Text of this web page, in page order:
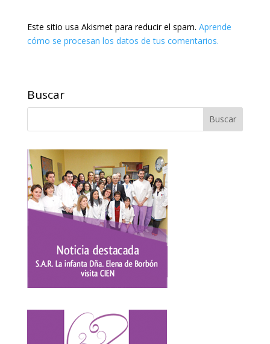
Este sitio usa Akismet para reducir el spam. Aprende
cómo se procesan los datos de tus comentarios.
Buscar